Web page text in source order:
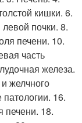
кишки. 6.
почки. 8.
печени. 10.
часть
железа.
желчного
16.
печени. 18.